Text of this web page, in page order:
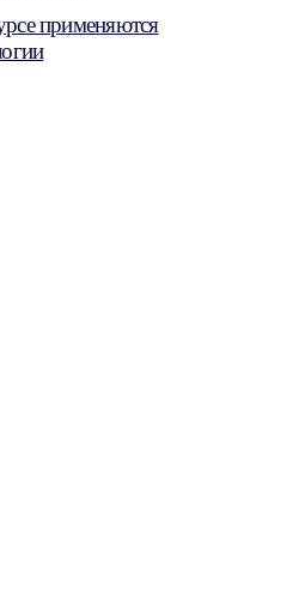
применяются